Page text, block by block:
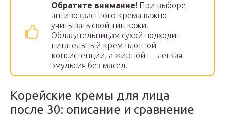
Обратите внимание! При выборе
антивозрастного крема важно
учитывать свой тип кожи.
Обладательницам сухой подходит
питательный крем плотной
консистенции, а жирной — легкая
эмульсия без масел.
Корейские кремы для лица
после 30: описание и сравнение